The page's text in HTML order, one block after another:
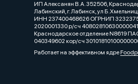
ИП Алексанян В. А. 352506,
Лабинский, г. Лабинск, ул
ИНН 237400468626 ОГРНИП
2020001330 р/сч
Краснодарское отделение N8619
040349602 кор/сч
Работает на эффективном ядре